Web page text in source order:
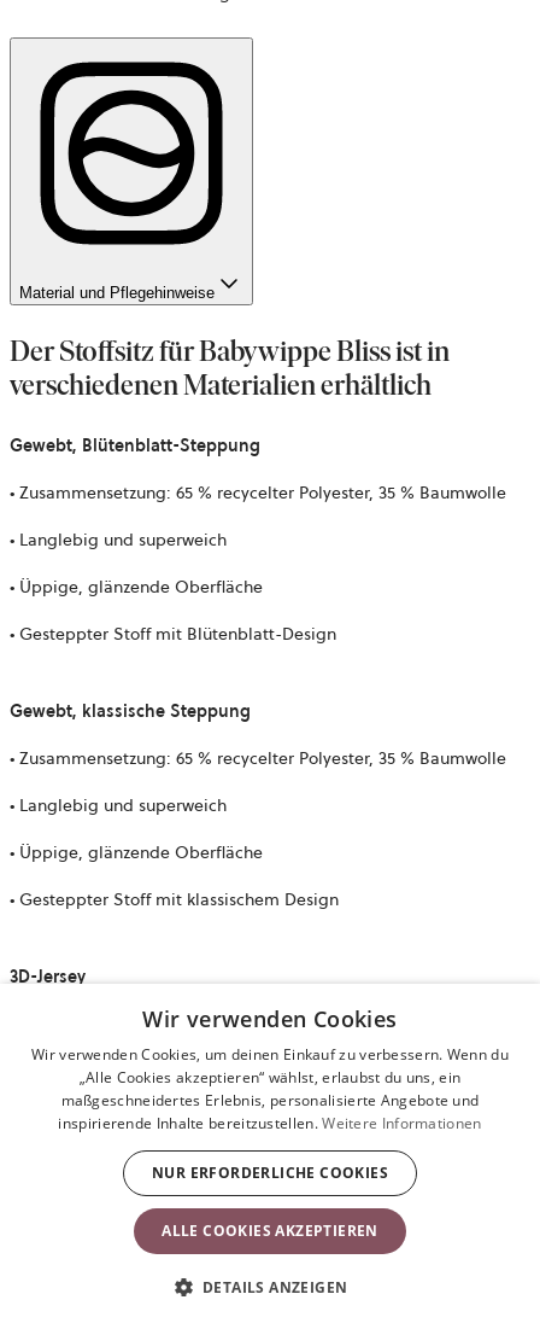
Material und Pflegehinweise
Der Stoffsitz für Babywippe Bliss ist in
verschiedenen Materialien erhältlich
Gewebt, Blütenblatt-Steppung
• Zusammensetzung: 65 % recycelter Polyester, 35 % Baumwolle
• Langlebig und superweich
• Üppige, glänzende Oberfläche
• Gesteppter Stoff mit Blütenblatt-Design
Gewebt, klassische Steppung
• Zusammensetzung: 65 % recycelter Polyester, 35 % Baumwolle
• Langlebig und superweich
• Üppige, glänzende Oberfläche
• Gesteppter Stoff mit klassischem Design
3D-Jersey
• Zusammensetzung: 80 % Polyester, 16 % Baumwolle, 4 % Elastan.
• Weiches, samtiges Gefühl
• Dehnbar, umschmiegt dein Baby sanft
3D-Netzstoff
Zusammensetzung: 100 % Polyester
Wir verwenden Cookies
Wir verwenden Cookies, um deinen Einkauf zu verbessern. Wenn du
„Alle Cookies akzeptieren“ wählst, erlaubst du uns, ein
maßgeschneidertes Erlebnis, personalisierte Angebote und
inspirierende Inhalte bereitzustellen.Weitere Informationen
ALLE COOKIES AKZEPTIEREN
NUR ERFORDERLICHE COOKIES
DETAILS ANZEIGEN